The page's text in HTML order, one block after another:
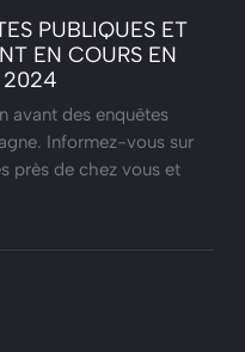
PUBLIQUES ET
EN COURS EN
2024
avant des enquêtes
Informez-vous sur
près de chez vous et